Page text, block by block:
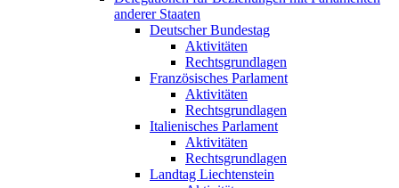
anderer Staaten
Deutscher Bundestag
Aktivitäten
Rechtsgrundlagen
Französisches Parlament
Aktivitäten
Rechtsgrundlagen
Italienisches Parlament
Aktivitäten
Rechtsgrundlagen
Landtag Liechtenstein